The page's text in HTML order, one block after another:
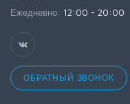
Ежедневно: 12:00 - 20:00
ОБРАТНЫЙ ЗВОНОК